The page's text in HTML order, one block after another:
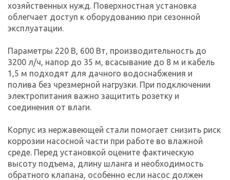
хозяйственных нужд. Поверхностная установка
облегчает доступ к оборудованию при сезонной
эксплуатации.
Параметры 220 В, 600 Вт, производительность до
3200 л/ч, напор до 35 м, всасывание до 8 м и кабель
1,5 м подходят для дачного водоснабжения и
полива без чрезмерной нагрузки. При подключении
электропитания важно защитить розетку и
соединения от влаги.
Корпус из нержавеющей стали помогает снизить риск
коррозии насосной части при работе во влажной
среде. Перед установкой оцените фактическую
высоту подъема, длину шланга и необходимость
обратного клапана, особенно если насос должен